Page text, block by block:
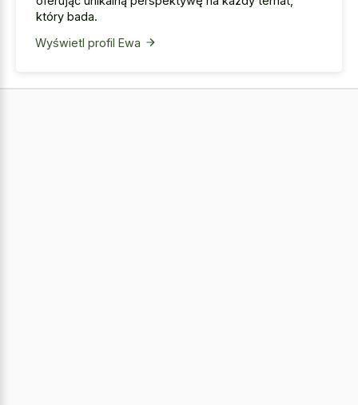
który bada.
Wyświetl profil Ewa